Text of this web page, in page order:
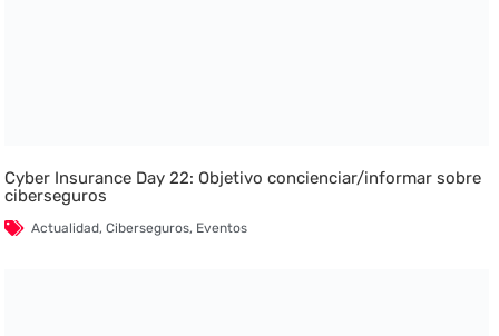
Cyber Insurance Day 22: Objetivo concienciar/informar sobre
ciberseguros
Actualidad,Ciberseguros, Eventos